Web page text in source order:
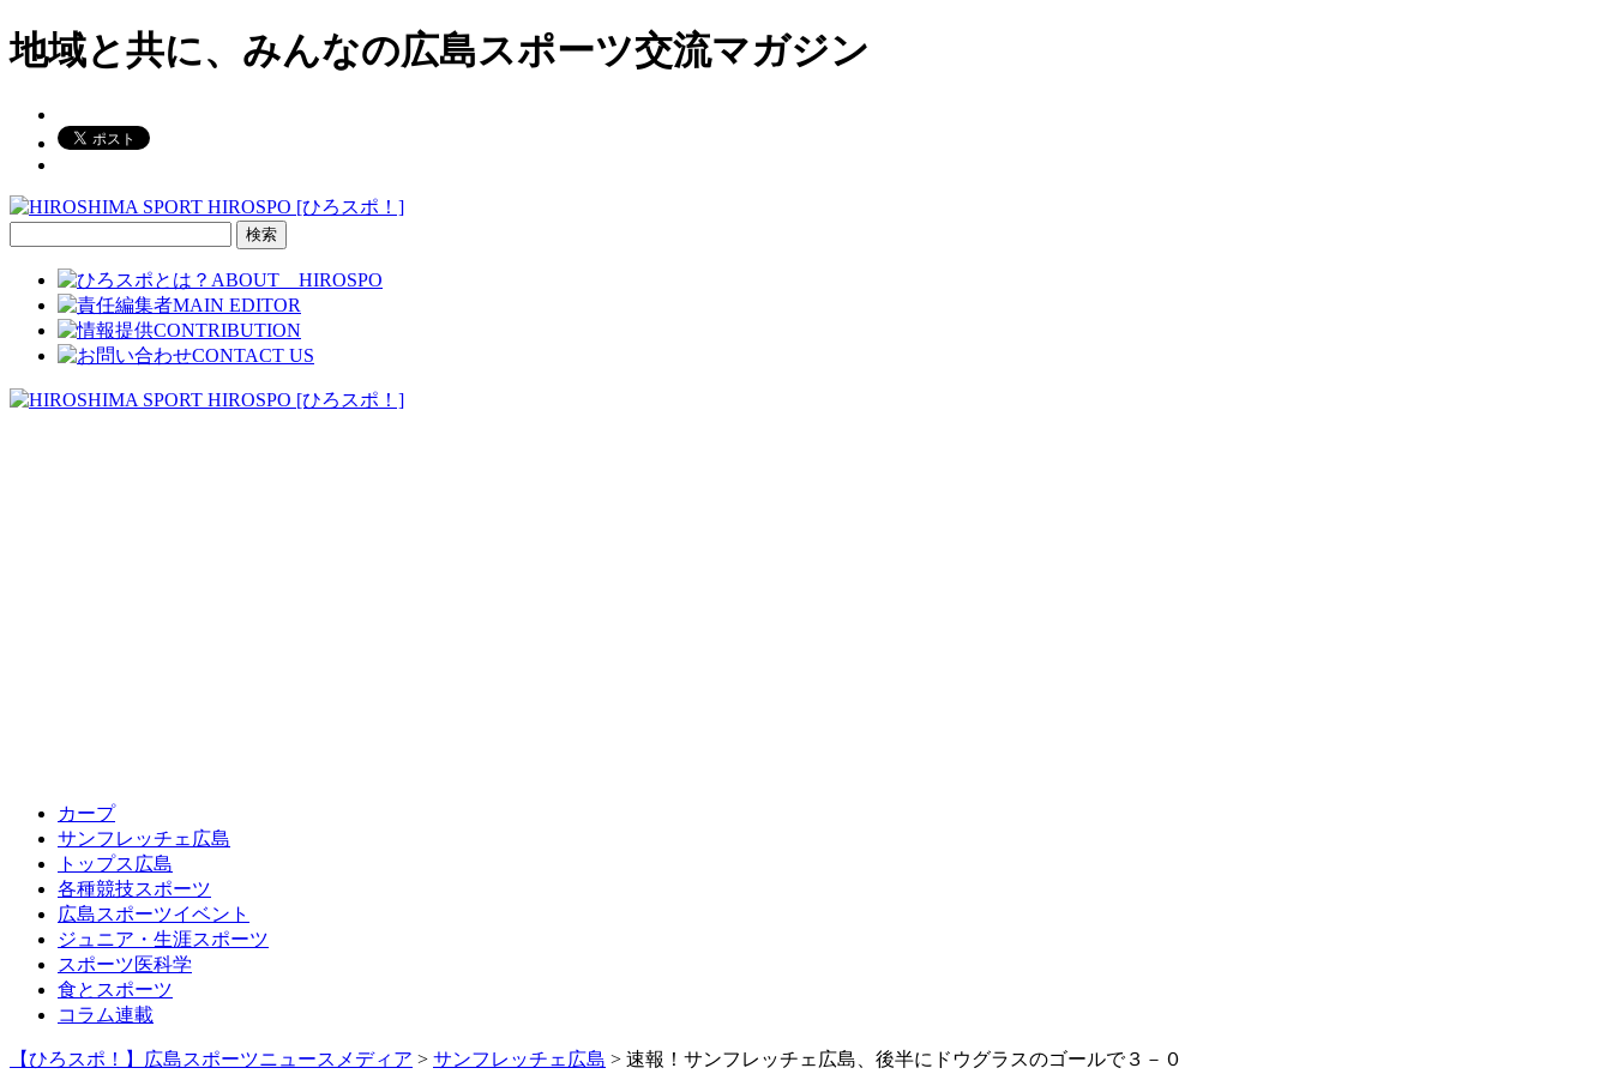
地域と共に、みんなの広島スポーツ交流マガジン
カープ
サンフレッチェ広島
トップス広島
各種競技スポーツ
広島スポーツイベント
ジュニア・生涯スポーツ
スポーツ医科学
食とスポーツ
コラム連載
【ひろスポ！】広島スポーツニュースメディア > サンフレッチェ広島 > 速報！サンフレッチェ広島、後半にドウグラスのゴールで３－０